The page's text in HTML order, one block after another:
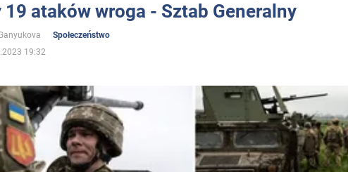
Ukrainie
19 ataków wroga - Sztab Generalny
Społeczeństwo
19:32